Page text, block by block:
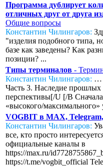
Программа дублирует
отличных друг от друга
Общие вопросы
Константин Чилингаров:
"изделия подобного типа,
базе как заведены? Как
позиции? ...
Типы терминалов -
Константин Чилингаров: …
Часть 3. Наследие прошлых
перспективы[/U [/B
«высокого/максимального»
VOGBIT в MAX,
Константин Чилингаров:
все, кто просто
официальные каналы в
https://max.ru/
https://t.me/vogbit_official